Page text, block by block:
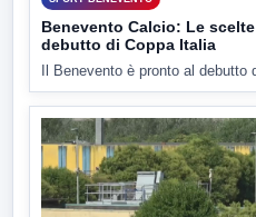
Benevento Calcio: Le
debutto di Coppa Italia
Il Benevento è pronto al